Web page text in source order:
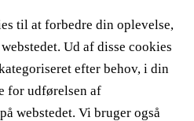
til at forbedre din oplevelse,
Ud af disse cookies
efter behov, i din
for udførelsen af
webstedet. Vi bruger også